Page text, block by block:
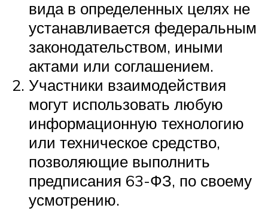
вида в определенных целях не
устанавливается федеральным
законодательством, иными
актами или соглашением.
Участники взаимодействия
могут использовать любую
информационную технологию
или техническое средство,
позволяющие выполнить
предписания 63-ФЗ, по своему
усмотрению.